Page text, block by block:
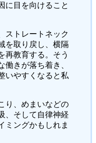
に目を向けること
ストレートネック
を取り戻し、横隔
再教育する。そう
働きが落ち着き、
いやすくなると私
り、めまいなどの
、そして自律神経
ミングかもしれま